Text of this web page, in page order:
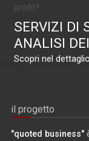
profit?
SERVIZI DI
ANALISI
Scopri nel
il progetto
"quoted business"